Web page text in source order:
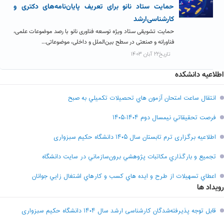
حمایت ستاد نانو برای تعریف پایان‌نامه‌های دکتری و
کارشناسی‌ارشد
حمایت تشویقی ستاد ویژه توسعه فناوری نانو با رصد موضوعات علمی،
فناورانه و صنعتی در سطح بین‌الملل و داخلی، موضوعاتی...
تاریخ۲۲ آبان ۱۴۰۳
اطلاعیه دانشکده
انتقال ساعت امتحان آزمون هاي تحصيلات تکميلي به صبح
فرصت تحقيقاتي نیمسال دوم ۱۴۰۴-۱۴۰۵
اطلاعیه برگزاری ترم تابستان سال ۱۴۰۵ دانشگاه حکیم سبزواری
تجميع و بارگذاري مکاتبات پژوهشي برون‌سازماني در سايت دانشگاه
اعطاي تسهيلات از طرح و ايده هاي کسب و کارهاي اشتغال زايي جوانان
رویداد ها
قابل توجه پذیرفته‌شدگان کارشناسی ارشد سال ۱۴۰۴ دانشگاه حکیم سبزواری